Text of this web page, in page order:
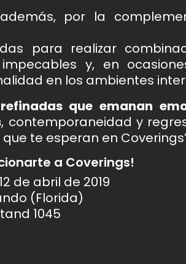
por la
para realizar
y, en
en los ambientes
que emanan
, contemporaneidad y
te esperan en
a Coverings!
de abril de 2019
(Florida)
1045